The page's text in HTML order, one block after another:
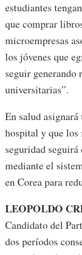
estudiantes
que comprar
microempresas
los jóvenes que
seguir generando
universitarias”.
En salud
hospital y que los
seguridad
mediante el
en Corea para
LEOPOLDO
Candidato del
dos períodos